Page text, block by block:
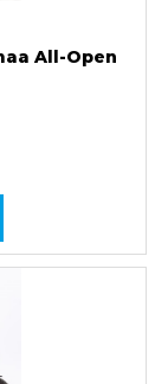
All-Open